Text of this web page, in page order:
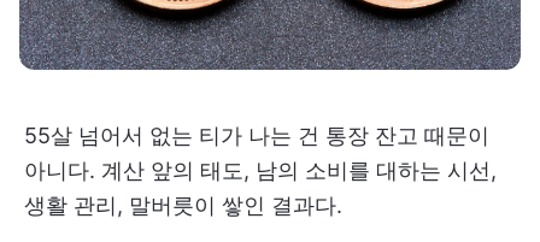
55살 넘어서 없는 티가 나는 건 통장 잔고 때문이
아니다. 계산 앞의 태도, 남의 소비를 대하는 시선,
생활 관리, 말버릇이 쌓인 결과다.